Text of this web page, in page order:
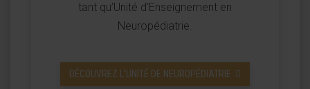
tant qu’Unité d’Enseignement en
Neuropédiatrie.
DÉCOUVREZ L’UNITÉ DE NEUROPÉDIATRIE